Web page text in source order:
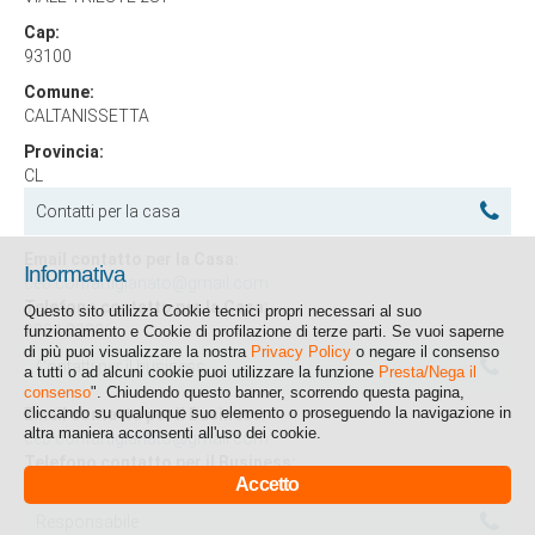
Cap:
93100
Comune:
CALTANISSETTA
Provincia:
CL
Contatti per la casa
ceb.confartigianato@gmail.com
Telefono contatto per la Casa:
0934 22226
Contatti per il business
Email contatto per il Business:
ceb.confartigianato@gmail.com
Telefono contatto per il Business:
Informativa
Questo sito utilizza Cookie tecnici propri necessari al suo
funzionamento e Cookie di profilazione di terze parti. Se vuoi saperne
di più puoi visualizzare la nostra Privacy Policy o negare il consenso
a tutti o ad alcuni cookie puoi utilizzare la funzione Presta/Nega il
consenso". Chiudendo questo banner, scorrendo questa pagina,
cliccando su qualunque suo elemento o proseguendo la navigazione in
altra maniera acconsenti all'uso dei cookie.
Accetto